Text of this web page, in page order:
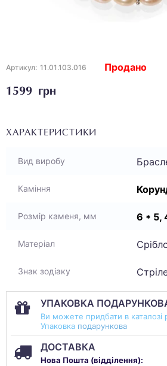
Артикул: 11.01.103.016
1599 грн
Продано
ХАРАКТЕРИСТИКИ
Вид виробу
Каміння
Розмір каменя, мм 6 * 5,
Матеріал
Знак зодіаку
УПАКОВКА
Ви можете придбати в каталозі
Упаковка подарункова
ДОСТАВКА
Нова Пошта (відділення):